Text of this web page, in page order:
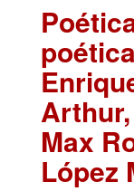
Max
López